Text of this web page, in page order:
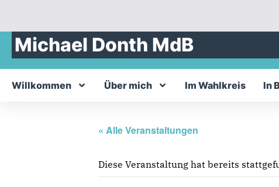
Michael Donth MdB
Willkommen Über mich Im Wahlkreis In
« Alle Veranstaltungen
Diese Veranstaltung hat bereits